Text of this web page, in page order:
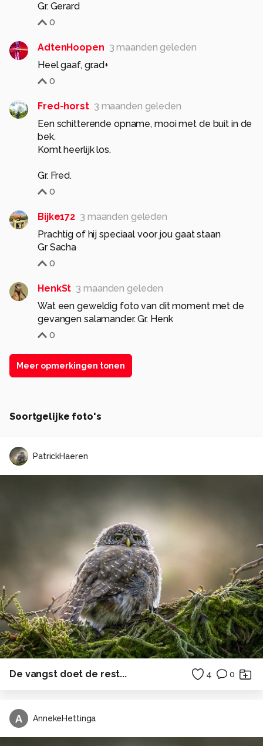
Gr. Gerard
0
AdtenHoopen 3 maanden geleden
Heel gaaf, gr.ad+
0
Fred-horst 3 maanden geleden
Een schitterende opname, mooi met de buit in de
bek.
Komt heerlijk los.
Gr. Fred.
0
Bijke172 3 maanden geleden
Prachtig of hij speciaal voor jou gaat staan
Gr Sacha
0
HenkSt 3 maanden geleden
Wat een geweldig foto van dit moment met de
gevangen salamander. Gr. Henk
0
Meer opmerkingen tonen
Soortgelijke foto's
PatrickHaeren
De vangst doet de rest... 4 0
A AnnekeHettinga